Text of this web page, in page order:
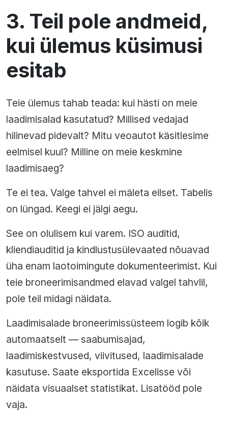
3. Teil pole andmeid,
kui ülemus küsimusi
esitab
Teie ülemus tahab teada: kui hästi on meie
laadimisalad kasutatud? Millised vedajad
hilinevad pidevalt? Mitu veoautot käsitlesime
eelmisel kuul? Milline on meie keskmine
laadimisaeg?
Te ei tea. Valge tahvel ei mäleta eilset. Tabelis
on lüngad. Keegi ei jälgi aegu.
See on olulisem kui varem. ISO auditid,
kliendiauditid ja kindlustusülevaated nõuavad
üha enam laotoimingute dokumenteerimist. Kui
teie broneerimisandmed elavad valgel tahvlil,
pole teil midagi näidata.
Laadimisalade broneerimissüsteem logib kõik
automaatselt — saabumisajad,
laadimiskestvused, viivitused, laadimisalade
kasutuse. Saate eksportida Excelisse või
näidata visuaalset statistikat. Lisatööd pole
vaja.